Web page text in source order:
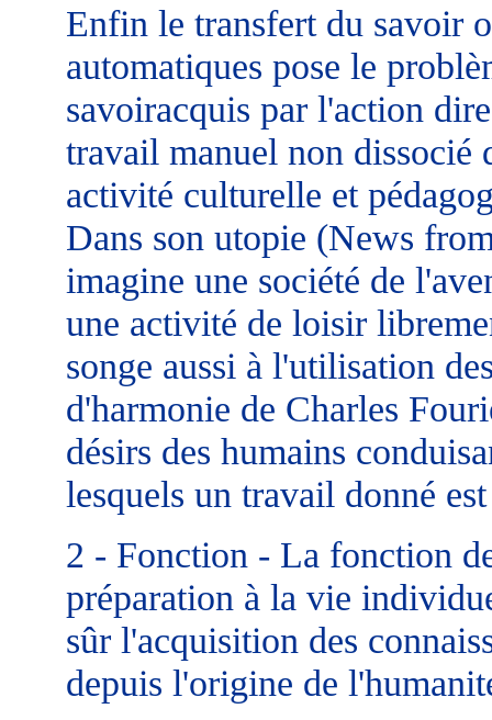
Enfin le transfert du savoir
automatiques pose le
savoiracquis par l'action
travail manuel non
activité culturelle et
Dans son utopie (News
imagine une société de
une activité de loisir
songe aussi à l'utilisation
d'harmonie de Charles
désirs des humains
lesquels un travail donné
2 - Fonction - La fonction
préparation à la vie
sûr l'acquisition des
depuis l'origine de